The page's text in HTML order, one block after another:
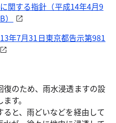
関する指針（平成14年4月9
年7月31日東京都告示第981
のため、雨水浸透ますの設
す。
と、雨どいなどを経由して